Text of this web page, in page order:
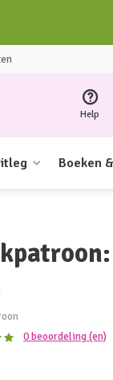
Help
Boeken
0 beoordeling (en)